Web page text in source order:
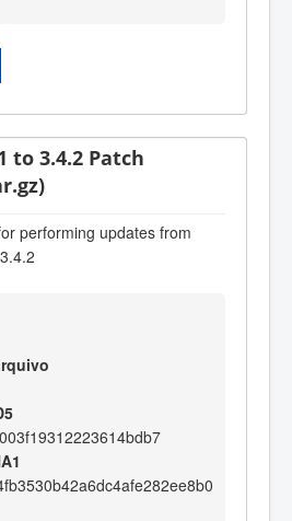
to 3.4.2 Patch
performing updates from